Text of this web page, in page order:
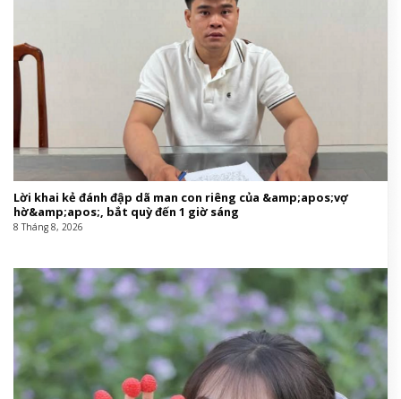
Lời khai kẻ đánh đập dã man con riêng của &amp;apos;vợ
hờ&amp;apos;, bắt quỳ đến 1 giờ sáng
8 Tháng 8, 2026